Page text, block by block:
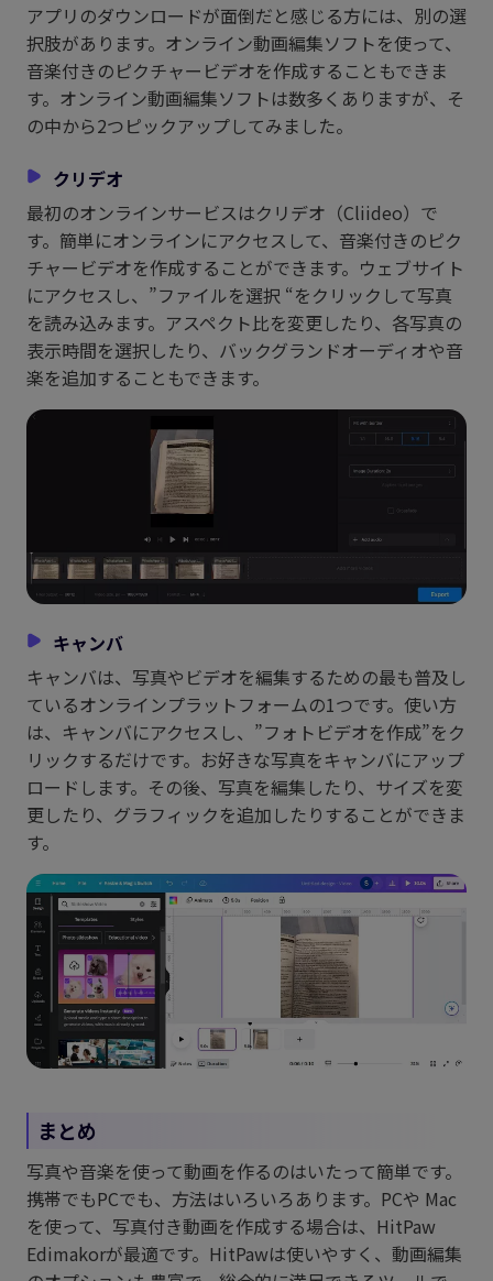
アプリのダウンロードが面倒だと感じる方には、別の選
択肢があります。オンライン動画編集ソフトを使って、
音楽付きのピクチャービデオを作成することもできま
す。オンライン動画編集ソフトは数多くありますが、そ
の中から2つピックアップしてみました。
クリデオ
最初のオンラインサービスはクリデオ（Cliideo）で
す。簡単にオンラインにアクセスして、音楽付きのピク
チャービデオを作成することができます。ウェブサイト
にアクセスし、”ファイルを選択 “をクリックして写真
を読み込みます。アスペクト比を変更したり、各写真の
表示時間を選択したり、バックグランドオーディオや音
楽を追加することもできます。
キャンバ
キャンバは、写真やビデオを編集するための最も普及し
ているオンラインプラットフォームの1つです。使い方
は、キャンバにアクセスし、”フォトビデオを作成”をク
リックするだけです。お好きな写真をキャンバにアップ
ロードします。その後、写真を編集したり、サイズを変
更したり、グラフィックを追加したりすることができま
す。
まとめ
写真や音楽を使って動画を作るのはいたって簡単です。
携帯でもPCでも、方法はいろいろあります。PCや Mac
を使って、写真付き動画を作成する場合は、HitPaw
Edimakorが最適です。HitPawは使いやすく、動画編集